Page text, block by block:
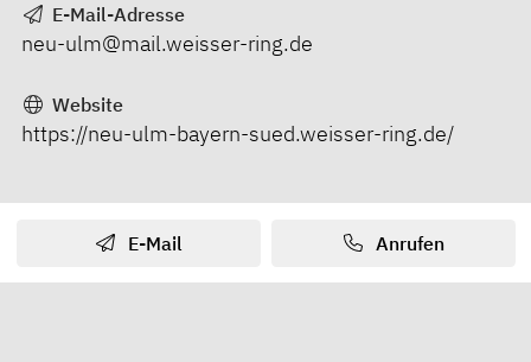
E-Mail-Adresse
neu-ulm@mail.weisser-ring.de
Website
https://neu-ulm-bayern-sued.weisser-ring.de/
E-Mail Anrufen